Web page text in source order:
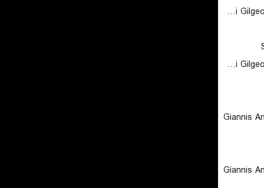
Shai Gilgeous-Alexander
Shai Gilgeous-Alexander
Giannis
Giannis